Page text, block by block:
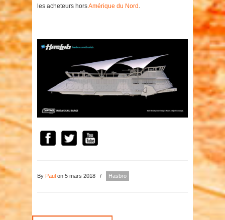
les acheteurs horsAmérique du Nord .
By Paul on 5 mars 2018 / Hasbro